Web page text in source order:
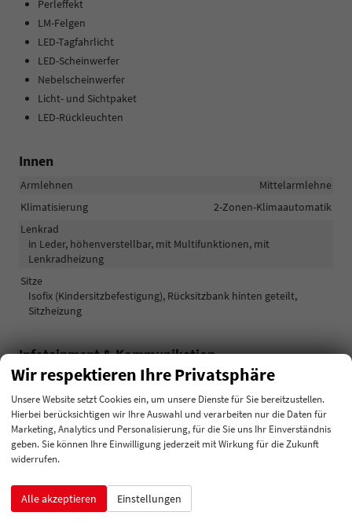
Perleffekt
LM-Felgen
LED-Tagfahrlicht
LED-Scheinwerfer
Nebelscheinwerfer
Licht- und Sichtpaket
LED-Rückleuchten
Innen
Armlehnen
Mittelarmlehne
Klimatisierung
2-Zonen-Klimaautomatik
Lenkrad
in Leder, höhenverstellbar, mit Multifunktionen, mit
Lenkradheizung
Sitze
Isofix (Kindersitzbefestigung), Rücksitzbank hinten geteilt,
Sitzheizung
Infotainment & Kommunikation
Audioanlage
Radio/MP3-Player, Radio, Schnittstelle USB, Digitalradio DAB,
Android Auto, Apple CarPlay, Touchscreen
Bordcomputer
vorhanden
Navigationssystem
Navigation, Navigation per Audio
Freisprecheinrichtung, Bluetooth, Induktionsladen für
Smartphones
Wir respektieren Ihre Privatsphäre
Unsere Website setzt Cookies ein, um unsere Dienste für Sie bereitzustellen.
Hierbei berücksichtigen wir Ihre Auswahl und verarbeiten nur die Daten für
Marketing, Analytics und Personalisierung, für die Sie uns Ihr Einverständnis
geben. Sie können Ihre Einwilligung jederzeit mit Wirkung für die Zukunft
widerrufen.
Alle akzeptieren Einstellungen